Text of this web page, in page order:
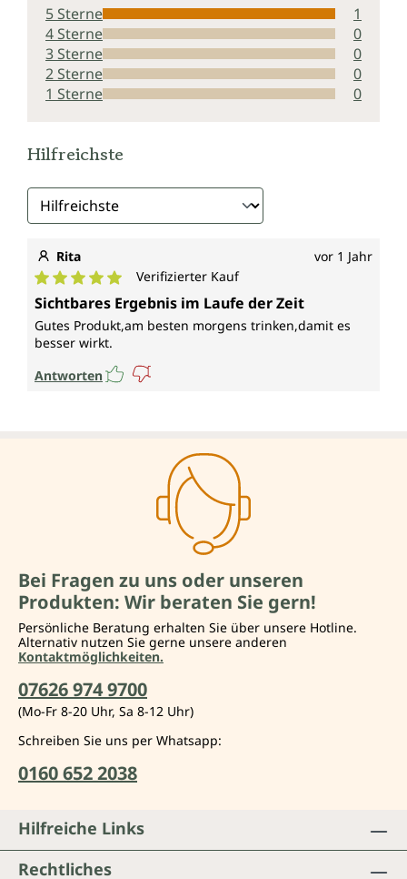
5 Sterne
1
4 Sterne
0
3 Sterne
0
2 Sterne
0
1 Sterne
0
Hilfreichste
Rita vor 1 Jahr
Durchschnittliche Bewertung von 5 von 5 Sternen
Verifizierter Kauf
Sichtbares Ergebnis im Laufe der Zeit
Gutes Produkt,am besten morgens trinken,damit es
besser wirkt.
Antworten
Bei Fragen zu uns oder unseren
Produkten: Wir beraten Sie gern!
Persönliche Beratung erhalten Sie über unsere Hotline.
Alternativ nutzen Sie gerne unsere anderen
Kontaktmöglichkeiten.
07626 974 9700
(Mo-Fr 8-20 Uhr, Sa 8-12 Uhr)
Schreiben Sie uns per Whatsapp:
0160 652 2038
Hilfreiche Links
Rechtliches